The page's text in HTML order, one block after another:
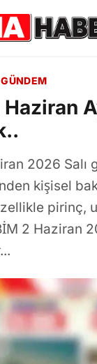
GÜNDEM
Haziran
2026 Salı
kişisel
pirinç,
2 Haziran